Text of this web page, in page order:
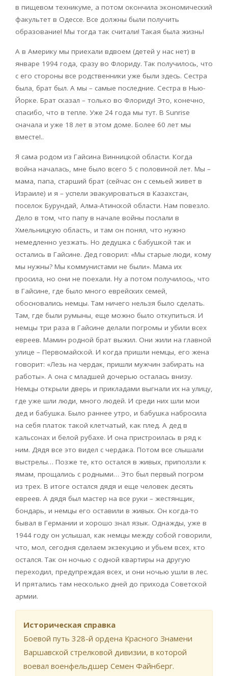
в пищевом техникуме, а потом окончила экономический
факультет в Одессе. Все должны были получить
образование! Мы тогда так считали! Такая была жизнь!
А в Америку мы приехали вдвоем (детей у нас нет) в
январе 1994 года, сразу во Флориду. Так получилось, что
с его стороны все родственники уже были здесь. Сестра
была, брат был. А мы – самые последние. Сестра в Нью-
Йорке. Брат сказал – только во Флориду! Это, конечно,
спасибо, что в тепле. Уже 24 года мы тут. В Sunrise
сначала и уже 18 лет в этом доме. Более 60 лет мы
вместе!..
Я сама родом из Гайсина Винницкой области. Когда
война началась, мне было всего 5 с половиной лет. Мы –
мама, папа, старший брат (сейчас он с семьей живет в
Израиле) и я – успели эвакуироваться в Казахстан,
поселок Бурундай, Алма-Атинской области. Нам повезло.
Дело в том, что папу в начале войны послали в
Хмельницкую область, и там он понял, что нужно
немедленно уезжать. Но дедушка с бабушкой так и
остались в Гайсине. Дед говорил: «Мы старые люди, кому
мы нужны? Мы коммунистами не были». Мама их
просила, но они не поехали. Ну а потом получилось, что
в Гайсине, где было много еврейских семей,
обосновались немцы. Там ничего нельзя было сделать.
Там, где были румыны, еще можно было откупиться. И
немцы три раза в Гайсине делали погромы и убили всех
евреев. Мамин родной брат выжил. Они жили на главной
улице – Первомайской. И когда пришли немцы, его жена
говорит: «Лезь на чердак, пришли мужчин забирать на
работы». А она с младшей дочерью осталась внизу.
Немцы открыли дверь и прикладами выгнали их на улицу,
где уже шли люди, много людей. И среди них шли мои
дед и бабушка. Было раннее утро, и бабушка набросила
на себя платок такой клетчатый, как плед. А дед в
кальсонах и белой рубахе. И она пристроилась в ряд к
ним. Дядя все это видел с чердака. Потом все слышали
выстрелы… Позже те, кто остался в живых, приползли к
ямам, прощались с родными… Это был первый погром
из трех. В итоге остался дядя и еще человек десять
евреев. А дядя был мастер на все руки – жестянщик,
бондарь, и немцы его оставили в живых. Он когда-то
бывал в Германии и хорошо знал язык. Однажды, уже в
1944 году он услышал, как немцы между собой говорили,
что, мол, сегодня сделаем экзекуцию и убьем всех, кто
остался. Так он ночью с одной квартиры на другую
переходил, предупреждая всех, и они ночью ушли в лес.
И прятались там несколько дней до прихода Советской
армии.
Историческая справка
Боевой путь 328-й ордена Красного Знамени
Варшавской стрелковой дивизии, в которой
воевал военфельдшер Семен Файнберг.